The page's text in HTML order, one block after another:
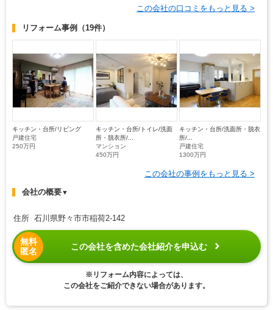
この会社の口コミをもっと見る >
リフォーム事例 （19件）
キッチン・台所/リビング
戸建住宅
250万円
キッチン・台所/トイレ/洗面
所・脱衣所/...
マンション
450万円
キッチン・台所/洗面所・脱衣
所/...
戸建住宅
1300万円
この会社の事例をもっと見る >
会社の概要▼
住所 石川県野々市市稲荷2-142
無料
匿名
この会社を含めた会社紹介を申込む
※リフォーム内容によっては、
この会社をご紹介できない場合があります。